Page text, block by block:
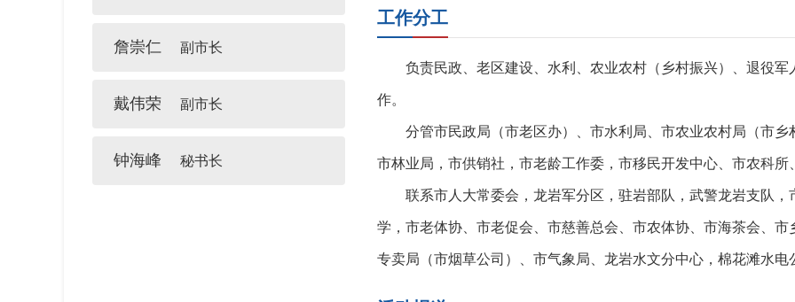
詹崇仁 副市长
戴伟荣 副市长
钟海峰 秘书长
工作分工
负责民政、老区建设、水利、农业农村（乡村振兴）、退役
作。
分管市民政局（市老区办）、市水利局、市农业农村局（市
市林业局，市供销社，市老龄工作委，市移民开发中心、市农科
联系市人大常委会，龙岩军分区，驻岩部队，武警龙岩支队
学，市老体协、市老促会、市慈善总会、市农体协、市海茶会、
专卖局（市烟草公司）、市气象局、龙岩水文分中心，棉花滩水